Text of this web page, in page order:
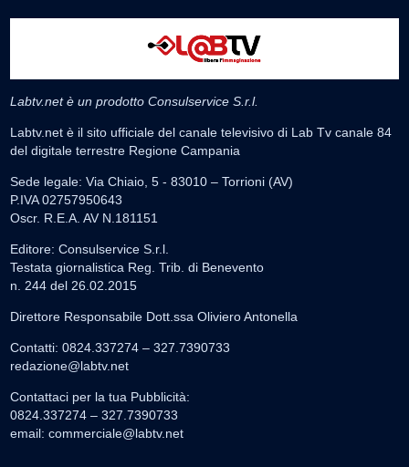
Labtv.net è un prodotto Consulservice S.r.l.
Labtv.net è il sito ufficiale del canale televisivo di Lab Tv canale 84
del digitale terrestre Regione Campania
Sede legale: Via Chiaio, 5 - 83010 – Torrioni (AV)
P.IVA 02757950643
Oscr. R.E.A. AV N.181151
Editore: Consulservice S.r.l.
Testata giornalistica Reg. Trib. di Benevento
n. 244 del 26.02.2015
Direttore Responsabile Dott.ssa Oliviero Antonella
Contatti: 0824.337274 – 327.7390733
redazione@labtv.net
Contattaci per la tua Pubblicità:
0824.337274 – 327.7390733
email: commerciale@labtv.net